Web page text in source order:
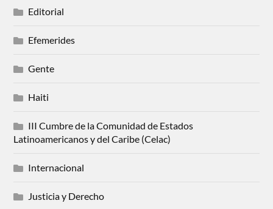
Editorial
Efemerides
Gente
Haiti
III Cumbre de la Comunidad de Estados
Latinoamericanos y del Caribe (Celac)
Internacional
Justicia y Derecho